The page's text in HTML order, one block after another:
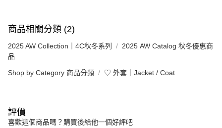
商品相關分類 (2)
2025 AW Collection｜4C秋冬系列
2025 AW Catalog 秋冬優惠商
品
Shop by Category 商品分類 ♡ 外套｜Jacket / Coat
評價
喜歡這個商品嗎？購買後給他一個好評吧